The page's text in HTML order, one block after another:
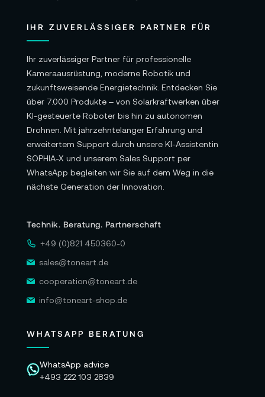
IHR ZUVERLÄSSIGER PARTNER FÜR
Ihr zuverlässiger Partner für professionelle
Kameraausrüstung, moderne Robotik und
zukunftsweisende Energietechnik. Entdecken Sie
über 7.000 Produkte – von Solarkraftwerken über
KI-gesteuerte Roboter bis hin zu autonomen
Drohnen. Mit jahrzehntelanger Erfahrung und
erweitertem Support durch unsere KI-Assistentin
SOPHIA-X und unserem Sales Support per
WhatsApp begleiten wir Sie auf dem Weg in die
nächste Generation der Innovation.
Technik. Beratung. Partnerschaft
+49 (0)821 450360-0
sales@toneart.de
cooperation@toneart.de
info@toneart-shop.de
WHATSAPP BERATUNG
WhatsApp advice
+493 222 103 2839